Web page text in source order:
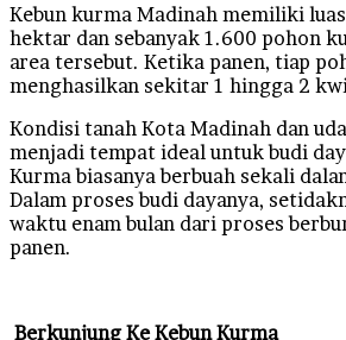
Kebun kurma Madinah memiliki
hektar dan sebanyak 1.600 pohon
area tersebut. Ketika panen, tiap
menghasilkan sekitar 1 hingga 2
Kondisi tanah Kota Madinah dan
menjadi tempat ideal untuk budi
Kurma biasanya berbuah sekali
Dalam proses budi dayanya,
waktu enam bulan dari proses
panen.
Berkunjung Ke Kebun Kurma